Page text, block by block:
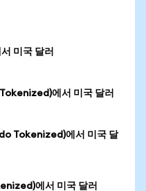
미국 달러
에서 미국 달러
Tokenized)에서 미국 달
에서 미국 달러